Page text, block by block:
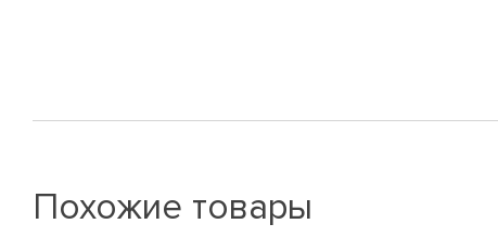
Похожие товары